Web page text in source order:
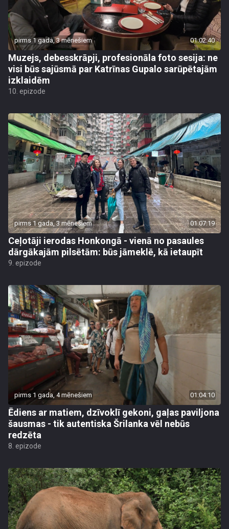
pirms 1 gada, 3 mēnešiem 01:02:40
Muzejs, debesskrāpji, profesionāla foto sesija: ne
visi būs sajūsmā par Katrīnas Gupalo sarūpētajām
izklaidēm
10. epizode
pirms 1 gada, 3 mēnešiem 01:07:19
Ceļotāji ierodas Honkongā - vienā no pasaules
dārgākajām pilsētām: būs jāmeklē, kā ietaupīt
9. epizode
pirms 1 gada, 4 mēnešiem 01:04:10
Ēdiens ar matiem, dzīvoklī gekoni, gaļas paviljona
šausmas - tik autentiska Šrilanka vēl nebūs
redzēta
8. epizode